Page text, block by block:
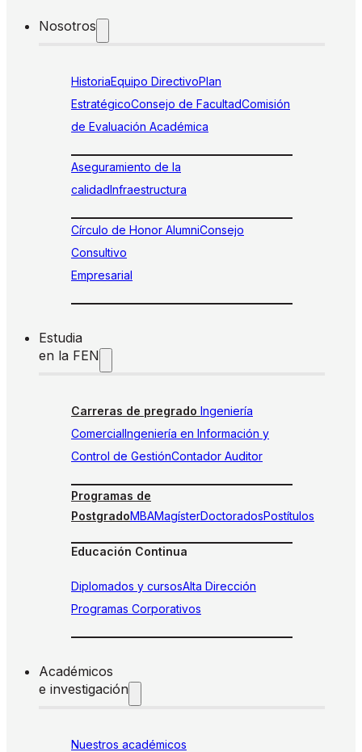
Nosotros
HistoriaEquipo DirectivoPlan
EstratégicoConsejo de FacultadComisión
de Evaluación Académica
Aseguramiento de la
calidadInfraestructura
Círculo de Honor AlumniConsejo
Consultivo
Empresarial
Estudia
en la FEN
Carreras de pregrado Ingeniería
ComercialIngeniería en Información y
Control de GestiónContador Auditor
Programas de
PostgradoMBAMagísterDoctoradosPostítulos
Educación Continua
Diplomados y cursosAlta Dirección
Programas Corporativos
Académicos
e investigación
Nuestros académicos